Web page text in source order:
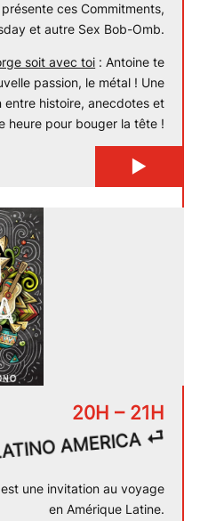
ces Commitments,
et autre Sex Bob-Omb.
soit avec toi : Antoine te
passion, le métal ! Une
entre histoire, anecdotes et
heure pour bouger la tête !
▶
20H – 21H
AMERICA ⏎
une invitation au voyage
en Amérique Latine.